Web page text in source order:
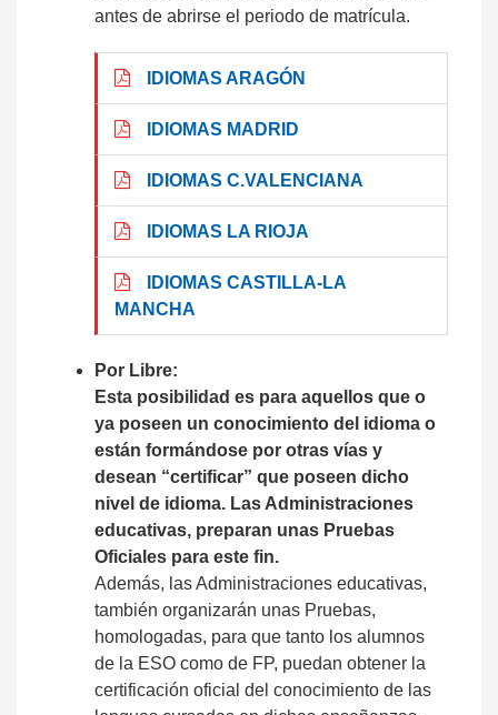
antes de abrirse el periodo de matrícula.
IDIOMAS ARAGÓN
IDIOMAS MADRID
IDIOMAS C.VALENCIANA
IDIOMAS LA RIOJA
IDIOMAS CASTILLA-LA
MANCHA
Por Libre:
Esta posibilidad es para aquellos que o
ya poseen un conocimiento del idioma o
están formándose por otras vías y
desean “certificar” que poseen dicho
nivel de idioma. Las Administraciones
educativas, preparan unas Pruebas
Oficiales para este fin.
Además, las Administraciones educativas,
también organizarán unas Pruebas,
homologadas, para que tanto los alumnos
de la ESO como de FP, puedan obtener la
certificación oficial del conocimiento de las